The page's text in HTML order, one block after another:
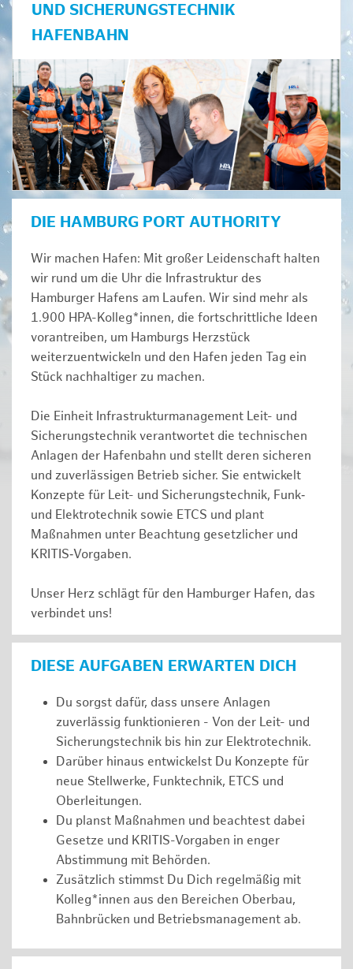
UND SICHERUNGSTECHNIK
HAFENBAHN
DIE HAMBURG PORT AUTHORITY
Wir machen Hafen: Mit großer Leidenschaft halten
wir rund um die Uhr die Infrastruktur des
Hamburger Hafens am Laufen. Wir sind mehr als
1.900 HPA-Kolleg*innen, die fortschrittliche Ideen
vorantreiben, um Hamburgs Herzstück
weiterzuentwickeln und den Hafen jeden Tag ein
Stück nachhaltiger zu machen.
Die Einheit Infrastrukturmanagement Leit- und
Sicherungstechnik verantwortet die technischen
Anlagen der Hafenbahn und stellt deren sicheren
und zuverlässigen Betrieb sicher. Sie entwickelt
Konzepte für Leit- und Sicherungstechnik, Funk‑
und Elektrotechnik sowie ETCS und plant
Maßnahmen unter Beachtung gesetzlicher und
KRITIS‑Vorgaben.
Unser Herz schlägt für den Hamburger Hafen, das
verbindet uns!
DIESE AUFGABEN ERWARTEN DICH
Du sorgst dafür, dass unsere Anlagen
zuverlässig funktionieren - Von der Leit- und
Sicherungstechnik bis hin zur Elektrotechnik.
Darüber hinaus entwickelst Du Konzepte für
neue Stellwerke, Funktechnik, ETCS und
Oberleitungen.
Du planst Maßnahmen und beachtest dabei
Gesetze und KRITIS-Vorgaben in enger
Abstimmung mit Behörden.
Zusätzlich stimmst Du Dich regelmäßig mit
Kolleg*innen aus den Bereichen Oberbau,
Bahnbrücken und Betriebsmanagement ab.